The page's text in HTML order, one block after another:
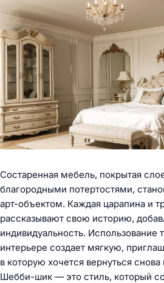
Шебби-шик — это стиль, который
Состаренная мебель, покрытая
благородными потертостями,
арт-объектом. Каждая царапина и
рассказывают свою историю,
индивидуальность. Использование
интерьере создает мягкую,
в которую хочется вернуться снова